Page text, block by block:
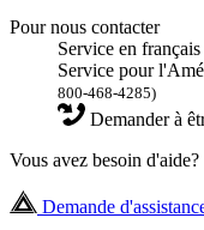
Pour nous contacter
Service en
Service pour
800-468-4285)
Demander à
Vous avez besoin d'aide?
Demande